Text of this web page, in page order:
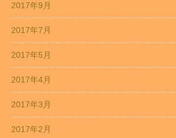
2017年9月
2017年7月
2017年5月
2017年4月
2017年3月
2017年2月